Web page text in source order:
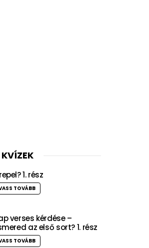
KVÍZEK
1. rész
TOVÁBB
verses kérdése –
az első sort? 1. rész
TOVÁBB